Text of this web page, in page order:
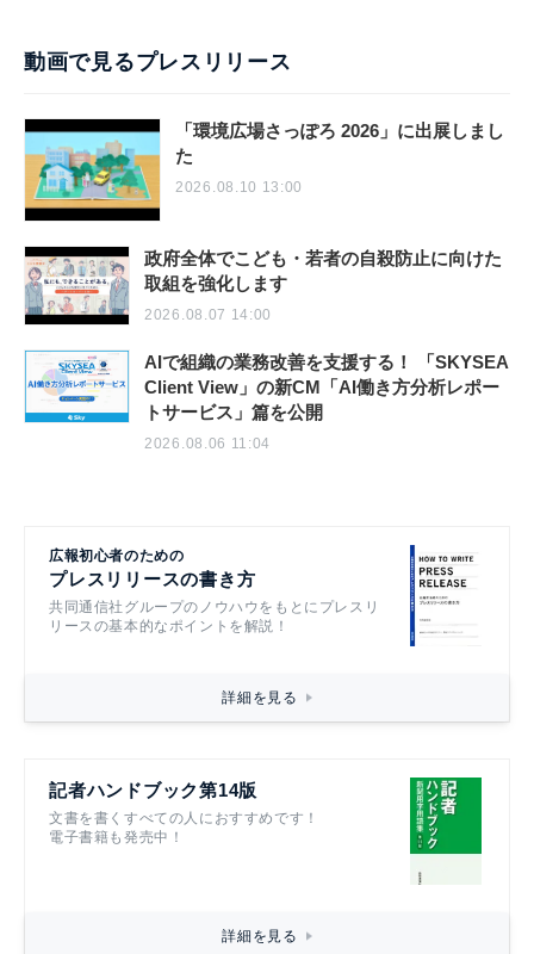
動画で見るプレスリリース
「環境広場さっぽろ 2026」に出展しまし
た
2026.08.10 13:00
政府全体でこども・若者の自殺防止に向けた
取組を強化します
2026.08.07 14:00
AIで組織の業務改善を支援する！ 「SKYSEA
Client View」の新CM「AI働き方分析レポー
トサービス」篇を公開
2026.08.06 11:04
広報初心者のための
プレスリリースの書き方
共同通信社グループのノウハウをもとにプレスリ
リースの基本的なポイントを解説！
詳細を見る
記者ハンドブック第14版
文書を書くすべての人におすすめです！
電子書籍も発売中！
詳細を見る